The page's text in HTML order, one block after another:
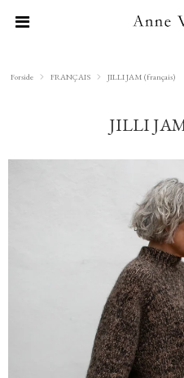
Forside FRANÇAIS JILLI JAM (français)
JILLI